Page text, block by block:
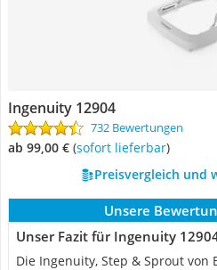
Ingenuity 12904
732 Bewertungen
ab 99,00 € ( Sofort lieferbar)
Preisvergleich und
Unsere
Unser Fazit für Ingenuity
Die Ingenuity, Step & Sprout